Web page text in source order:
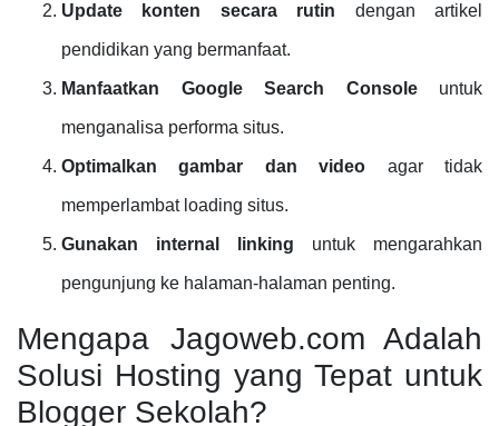
Update konten secara rutin dengan artikel
pendidikan yang bermanfaat.
Manfaatkan Google Search Consoleuntuk
menganalisa performa situs.
Optimalkan gambar dan video agar tidak
memperlambat loading situs.
Gunakan internal linking untuk mengarahkan
pengunjung ke halaman-halaman penting.
Mengapa Jagoweb.com Adalah
Solusi Hosting yang Tepat untuk
Blogger Sekolah?